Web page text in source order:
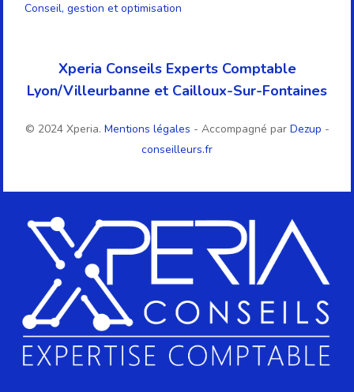
Conseil, gestion et optimisation
Xperia Conseils Experts Comptable
Lyon/Villeurbanne et Cailloux-Sur-Fontaines
© 2024 Xperia. Mentions légales - Accompagné par Dezup -
conseilleurs.fr